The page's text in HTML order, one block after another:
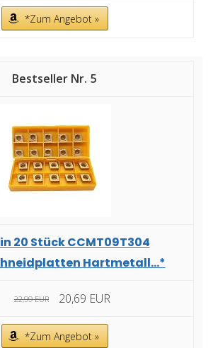
*Zum Angebot »
5
20 Stück CCMT09T304
Hartmetall...*
22,99 EUR 20,69 EUR
*Zum Angebot »